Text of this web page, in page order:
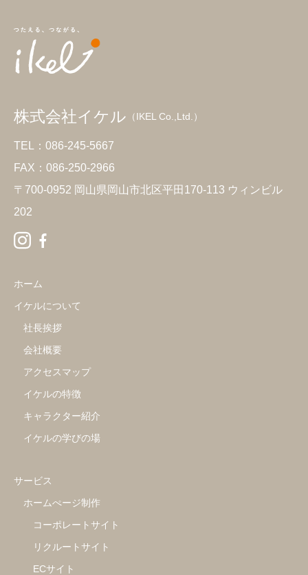
株式会社イケル （IKEL Co.,Ltd.）
TEL：086-245-5667
FAX：086-250-2966
〒700-0952 岡山県岡山市北区平田170-113 ウィンビル
202
ホーム
イケルについて
社長挨拶
会社概要
アクセスマップ
イケルの特徴
キャラクター紹介
イケルの学びの場
サービス
ホームぺージ制作
コーポレートサイト
リクルートサイト
ECサイト